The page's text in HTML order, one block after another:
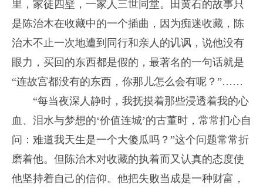
里，家徒四壁，一家人三世同堂。田黄石的故事只
是陈治木在收藏中的一个插曲，因为痴迷收藏，陈
治木不止一次地遭到同行和亲人的讥讽，说他没有
眼力，买回的东西都是假的，最著名的一句话就是
“连故宫都没有的东西，你那儿怎么会有呢？”……
“每当夜深人静时，我抚摸着那些浸透着我的心
血、泪水与梦想的‘价值连城’的古董时，常常扪心自
问：难道我天生是一个大傻瓜吗？”这个问题常常折
磨着他。但陈治木对收藏的执着而又认真的态度使
他坚持着自己的信仰。他把失败当成是一种财富，